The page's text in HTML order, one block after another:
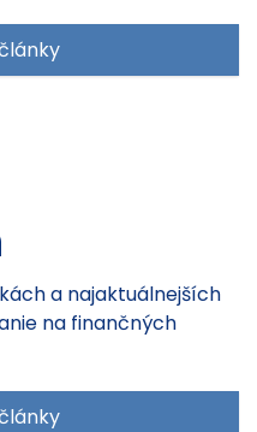
a najaktuálnejších
na finančných